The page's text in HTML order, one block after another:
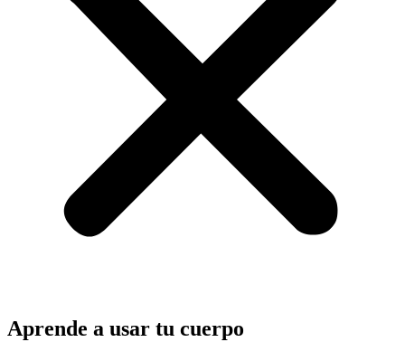
Aprende a usar tu cuerpo